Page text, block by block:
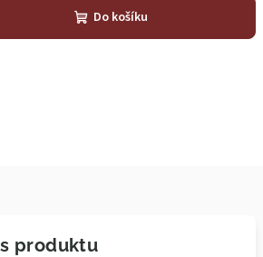
Do košíku
produktu